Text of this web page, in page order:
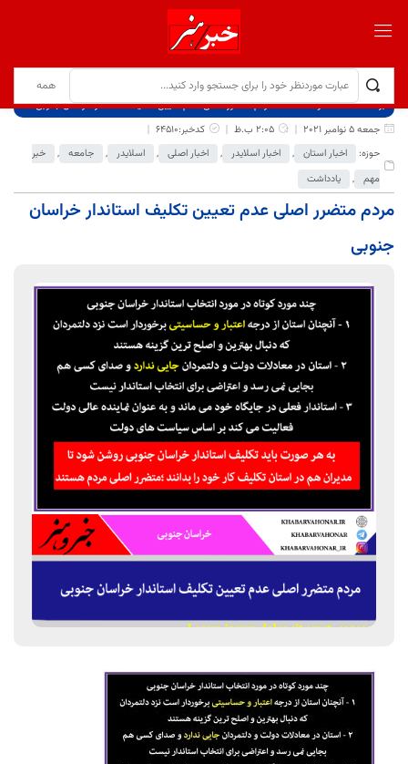
برگ نخست نوشته‌ها
مردم متضرر اصلی عدم تعیین تکلیف استاندار خراسان جنوبی
جمعه 5 نوامبر 2021
2:05 ب.ظ
کدخبر:64510
حوزه:
اخبار استان , اخبار اسلایدر , اخبار اصلی , اسلایدر , جامعه ,
خبر
مهم , یادداشت
مردم متضرر اصلی عدم تعیین تکلیف استاندار خراسان
جنوبی